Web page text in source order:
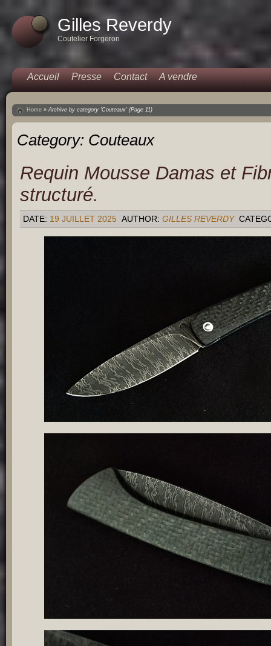
Gilles Reverdy
Coutelier Forgeron
Accueil Presse Contact A vendre
Home »Archive by category 'Couteaux' (Page 11)
Category: Couteaux
Requin Mousse Damas et
structuré.
DATE: 19 JUILLET 2025 AUTHOR: GILLES REVERDY